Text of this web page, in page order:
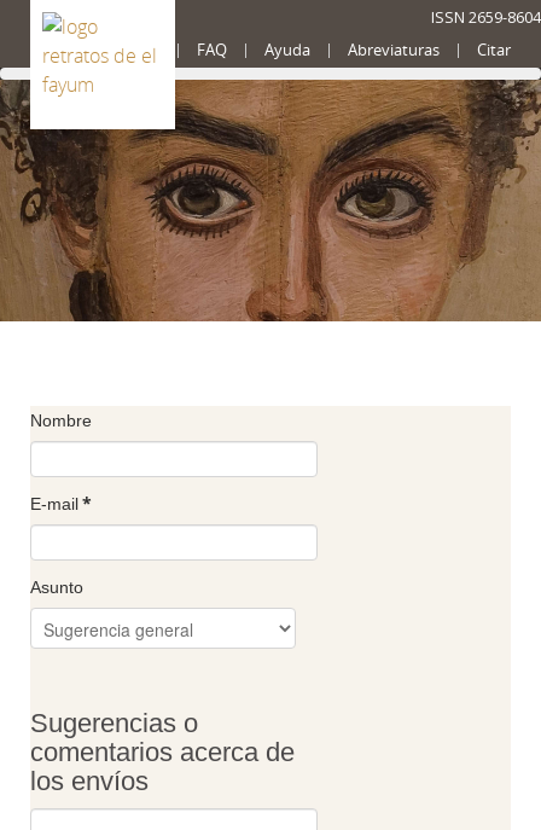
ISSN 2659-8604
Presentación FAQ Ayuda Abreviaturas Citar
Nombre
E-mail*
Asunto
Sugerencias o
comentarios acerca de
los envíos